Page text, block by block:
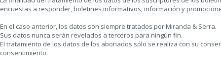
encuestas a responder, boletines informativos, información y
En el caso anterior, los datos son siempre tratados por Miranda & Serra.
Sus datos nunca serán revelados a terceros para ningún fin.
El tratamiento de los datos de los abonados sólo se realiza con su
consentimiento.